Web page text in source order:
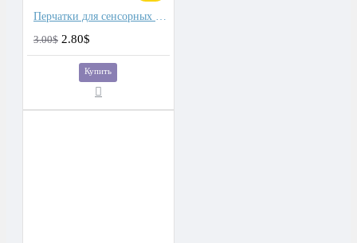
Перчатки для сенсорных экранов мужские кашемир, подкладка плюш
3.00$ 2.80$
Купить